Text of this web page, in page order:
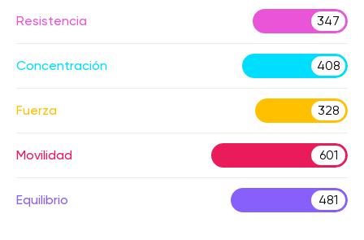
Resistencia 347
Concentración 408
Fuerza 328
Movilidad 601
Equilibrio 481